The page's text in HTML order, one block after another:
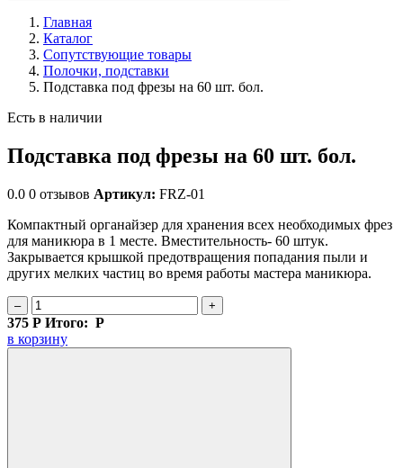
Главная
Каталог
Сопутствующие товары
Полочки, подставки
Подставка под фрезы на 60 шт. бол.
Есть в наличии
Подставка под фрезы на 60 шт. бол.
0.0 0 отзывов Артикул: FRZ-01
Компактный органайзер для хранения всех необходимых фрез
для маникюра в 1 месте. Вместительность- 60 штук.
Закрывается крышкой предотвращения попадания пыли и
других мелких частиц во время работы мастера маникюра.
– +
375 Р Итого: Р
в корзину